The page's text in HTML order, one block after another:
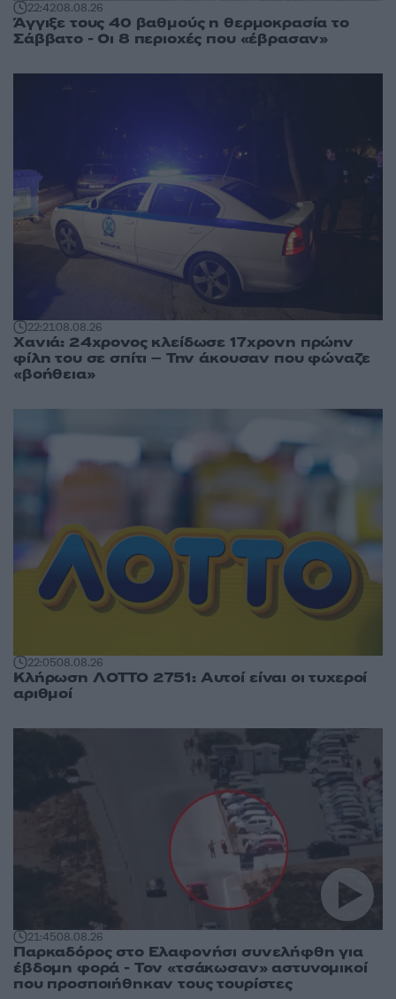
22:4208.08.26
Άγγιξε τους 40 βαθμούς η θερμοκρασία το
Σάββατο - Οι 8 περιοχές που «έβρασαν»
22:2108.08.26
Χανιά: 24χρονος κλείδωσε 17χρονη πρώην
φίλη του σε σπίτι – Την άκουσαν που φώναζε
«βοήθεια»
22:0508.08.26
Κλήρωση ΛΟΤΤΟ 2751: Αυτοί είναι οι τυχεροί
αριθμοί
21:4508.08.26
Παρκαδόρος στο Ελαφονήσι συνελήφθη για
έβδομη φορά - Τον «τσάκωσαν» αστυνομικοί
που προσποιήθηκαν τους τουρίστες